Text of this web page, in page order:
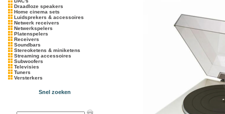
Draadloze speakers
Home cinema sets
Luidsprekers & accessoires
Netwerk receivers
Netwerkspelers
Platenspelers
Receivers
Soundbars
Stereoketens & miniketens
Streaming accessoires
Subwoofers
Televisies
Tuners
Versterkers
Snel zoeken